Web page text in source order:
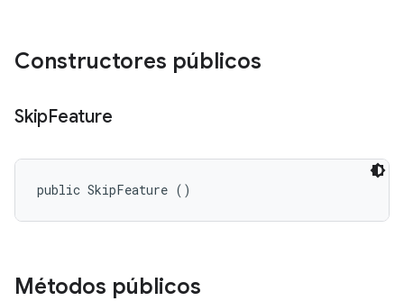
Constructores públicos
SkipFeature
public SkipFeature ()
Métodos públicos